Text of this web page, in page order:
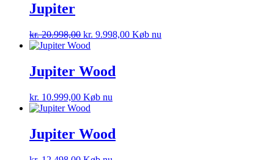
Jupiter
kr.20.998,00 kr. 9.998,00 Køb nu
Jupiter Wood
kr. 10.999,00 Køb nu
Jupiter Wood